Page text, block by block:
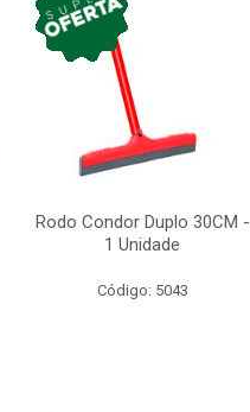
Rodo Condor Duplo 30CM -
1 Unidade
Código: 5043